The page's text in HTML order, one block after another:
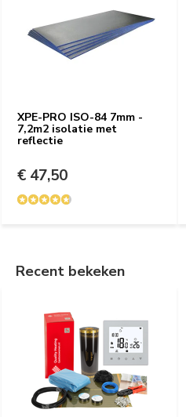
XPE-PRO ISO-84 7mm -
7,2m2 isolatie met
reflectie
€ 47,50
Recent bekeken